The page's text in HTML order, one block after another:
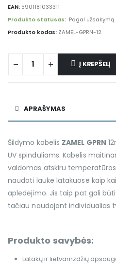
EAN: 5901181033311
Produkto statusas: Pagal
Produkto kodas: ZAMEL-GPRN-12
Į KREPŠELĮ
APRAŠYMAS
Šildymo kabelis ZAMEL GPRN
UV spinduliams. Kabelis
valdomas atskiru
naudoti lauke latakuose kaip
apledėjimo. Jis taip pat gali
tačiau naudojant individualias
Produkto savybės:
Latakų ir lietvamzdžių